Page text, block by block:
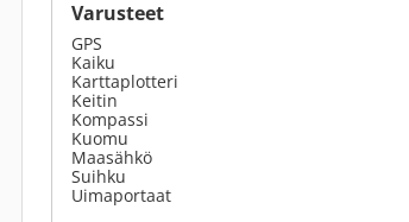
Varusteet
GPS
Kaiku
Karttaplotteri
Keitin
Kompassi
Kuomu
Maasähkö
Suihku
Uimaportaat